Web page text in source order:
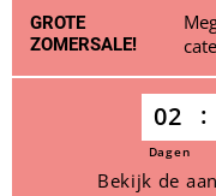
GROTE
ZOMERSALE!
02
Dagen
Bekijk de